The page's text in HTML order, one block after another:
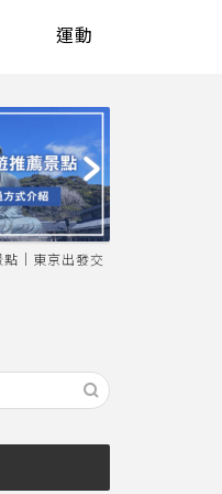
運動
盛岡必做17件事！岩手縣府城市